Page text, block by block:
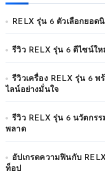
RELX รุ่น 6 ตัวเลือกยอ
รีวิว RELX รุ่น 6 ดีไซน์ใ
รีวิวเครื่อง RELX รุ่น 6
ไลน์อย่างมั่นใจ
รีวิว RELX รุ่น 6 นวัตกร
พลาด
อัปเกรดความฟินกับ
ท็อป